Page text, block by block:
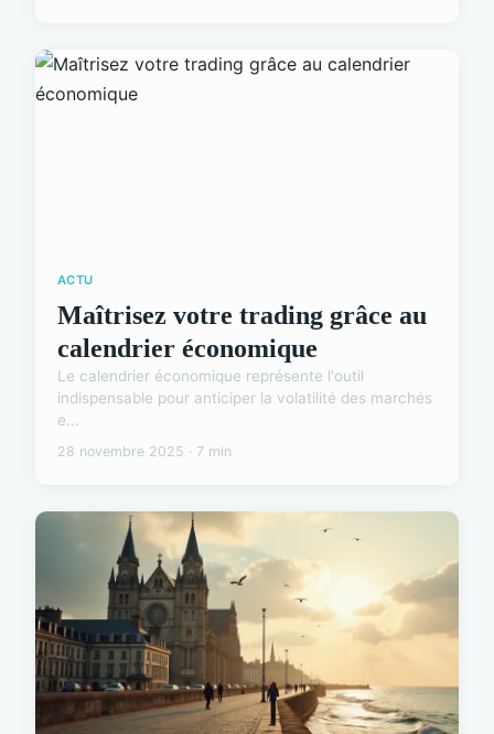
ACTU
Maîtrisez votre trading grâce au
calendrier économique
Le calendrier économique représente l'outil
indispensable pour anticiper la volatilité des marchés
e...
28 novembre 2025 · 7 min